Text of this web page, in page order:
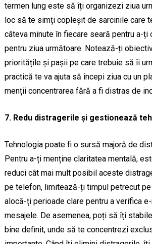
termen lung este să îți organizezi ziua
loc să te simți copleșit de sarcinile care
câteva minute în fiecare seară pentru a-
pentru ziua următoare. Notează-ți
prioritățile și pașii pe care trebuie să îi
practică te va ajuta să începi ziua cu un
menții concentrarea fără a fi distras de
7. Redu distragerile și gestionează
Tehnologia poate fi o sursă majoră de
Pentru a-ți menține claritatea mentală,
reduci cât mai mult posibil aceste
pe telefon, limitează-ți timpul petrecut
alocă-ți perioade clare pentru a verifica
mesajele. De asemenea, poți să îți
bine definit, unde să te concentrezi